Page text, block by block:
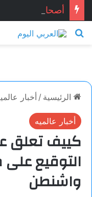
أصحاب الحياد..
بحث عن
الرئيسية /أخبار
أخبار عالميه
كييف تعلق
التوقيع
واشنطن